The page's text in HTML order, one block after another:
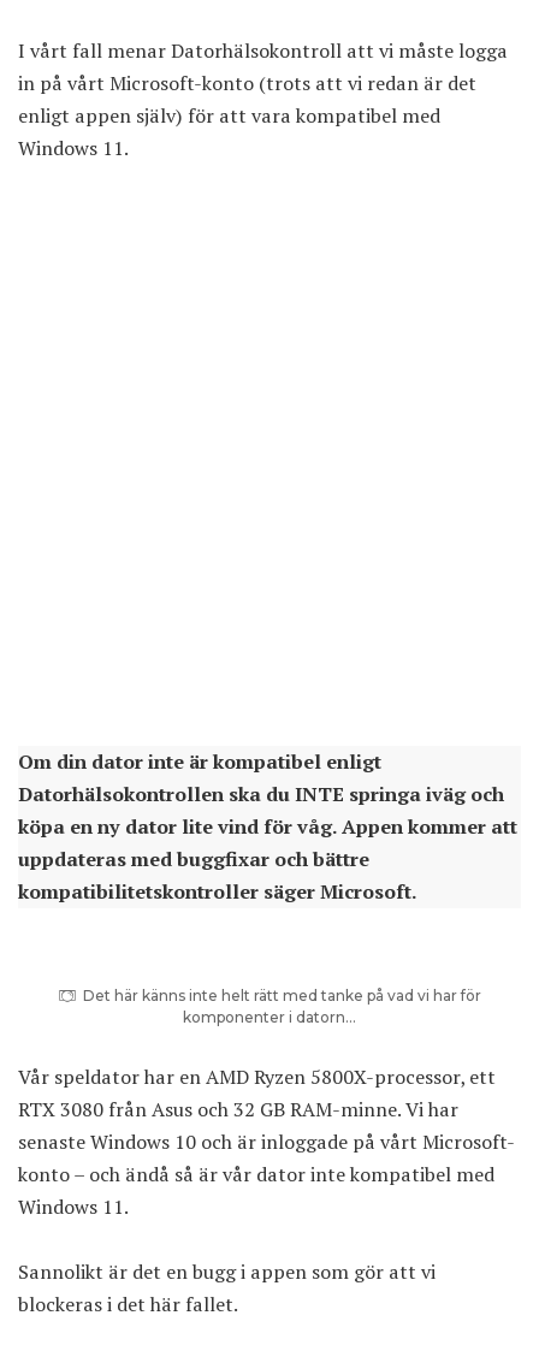
I vårt fall menar Datorhälsokontroll att vi måste logga
in på vårt Microsoft-konto (trots att vi redan är det
enligt appen själv) för att vara kompatibel med
Windows 11.
Om din dator inte är kompatibel enligt
Datorhälsokontrollen ska du INTE springa iväg och
köpa en ny dator lite vind för våg. Appen kommer att
uppdateras med buggfixar och bättre
kompatibilitetskontroller säger Microsoft.
Det här känns inte helt rätt med tanke på vad vi har för
komponenter i datorn…
Vår speldator har en AMD Ryzen 5800X-processor, ett
RTX 3080 från Asus och 32 GB RAM-minne. Vi har
senaste Windows 10 och är inloggade på vårt Microsoft-
konto – och ändå så är vår dator inte kompatibel med
Windows 11.
Sannolikt är det en bugg i appen som gör att vi
blockeras i det här fallet.